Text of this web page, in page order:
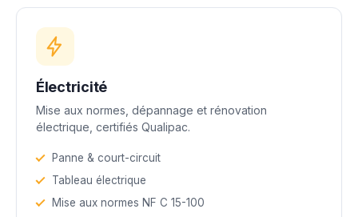
Électricité
Mise aux normes, dépannage et rénovation
électrique, certifiés Qualipac.
Panne & court-circuit
Tableau électrique
Mise aux normes NF C 15-100